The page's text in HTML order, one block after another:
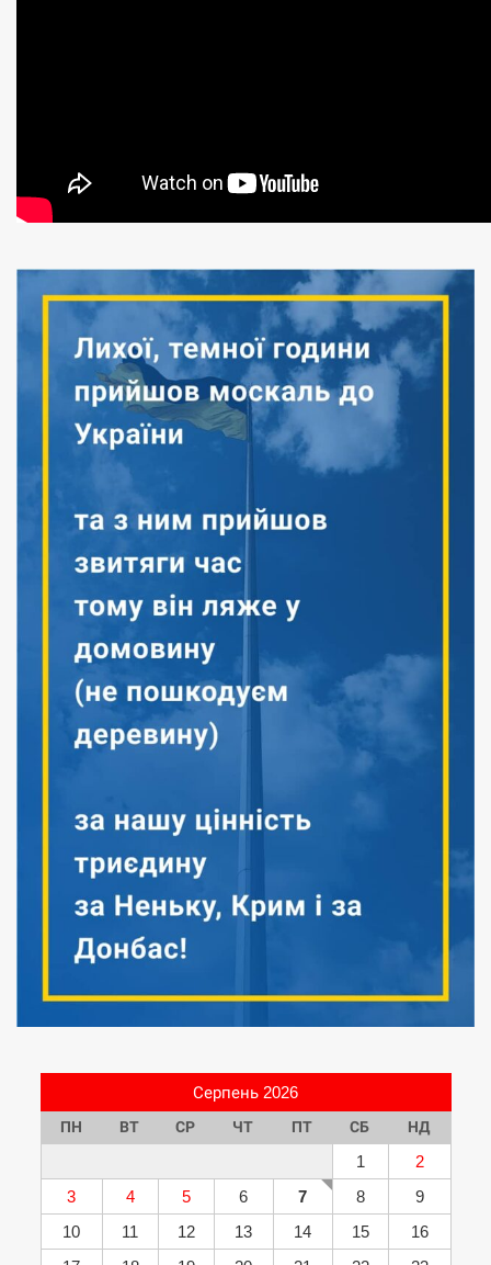
Серпень 2026
ПН ВТ СР ЧТ ПТ СБ НД
1
2
3
4 5 6 7 8
9
10
11 12 13 14 15
16